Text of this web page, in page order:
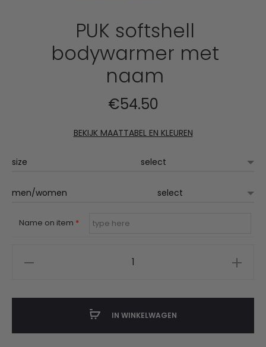
PUK softshell
bodywarmer met
naam
€54.50
BEKIJK MAATTABEL EN KLEUREN
size
men/women
Name on item *
IN WINKELWAGEN